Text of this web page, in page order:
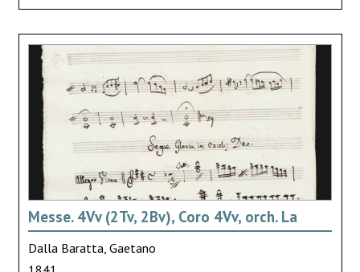
Messe. 4Vv (2Tv, 2Bv), Coro 4Vv, orch. La
Dalla Baratta, Gaetano